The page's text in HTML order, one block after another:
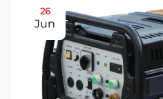
26
Jun